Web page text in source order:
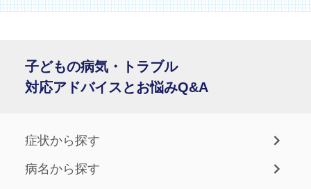
子どもの病気・トラブル
対応アドバイスとお悩みQ&A
症状から探す
病名から探す